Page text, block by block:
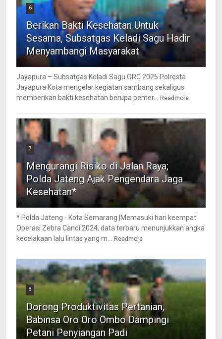
6
Berikan Bakti Kesehatan Untuk
Sesama, Subsatgas Keladi Sagu Hadir
Menyambangi Masyarakat
Jayapura – Subsatgas Keladi Sagu ORC 2025 Polresta
Jayapura Kota mengelar kegiatan sambang sekaligus
memberikan bakti kesehatan berupa pemer...
Readmore
7
Mengurangi Risiko di Jalan Raya;
Polda Jateng Ajak Pengendara Jaga
Kesehatan*
* Polda Jateng - Kota Semarang |Memasuki hari keempat
Operasi Zebra Candi 2024, data terbaru menunjukkan angka
kecelakaan lalu lintas yang m...
Readmore
8
Dorong Produktivitas Pertanian,
Babinsa Oro Oro Ombo Dampingi
Petani Penyiangan Padi